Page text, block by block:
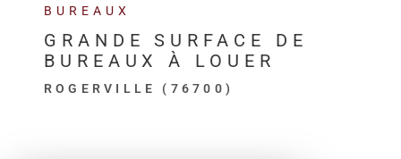
BUREAUX
GRANDE SURFACE DE
BUREAUX À LOUER
ROGERVILLE (76700)